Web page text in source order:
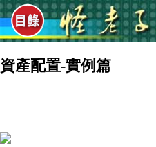
資產配置-實例篇